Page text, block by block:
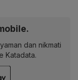
dan nikmati
Katadata.